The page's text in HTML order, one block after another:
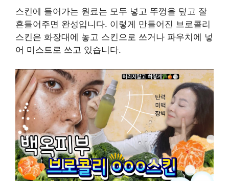
스킨에 들어가는 원료는 모두 넣고 뚜껑을 덮고 잘
흔들어주면 완성입니다. 이렇게 만들어진 브로콜리
스킨은 화장대에 놓고 스킨으로 쓰거나 파우치에 넣
어 미스트로 쓰고 있습니다.